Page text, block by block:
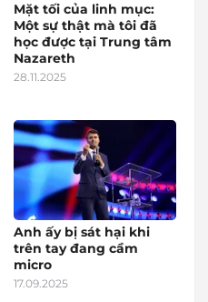
Mặt tối của linh mục:
Một sự thật mà tôi đã
học được tại Trung tâm
Nazareth
28.11.2025
Anh ấy bị sát hại khi
trên tay đang cầm
micro
17.09.2025